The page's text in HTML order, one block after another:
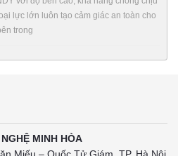
lực lớn luôn tạo cảm giác an toàn cho
trong
MINH HÒA
Miếu – Quốc Tử Giám, TP. Hà Nội